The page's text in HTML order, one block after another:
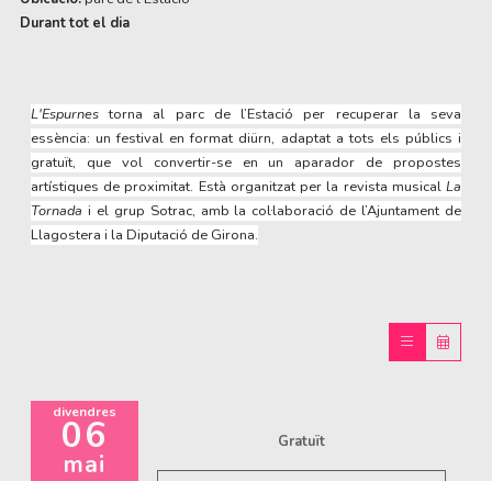
Durant tot el dia
L'Espurnes torna al parc de l’Estació per recuperar la seva
essència: un festival en format diürn, adaptat a tots els públics i
gratuït, que vol convertir-se en un aparador de propostes
artístiques de proximitat. Està organitzat per la revista musical La
Tornada i el grup Sotrac, amb la col·laboració de l’Ajuntament de
Llagostera i la Diputació de Girona.
divendres
06
mai
Gratuït